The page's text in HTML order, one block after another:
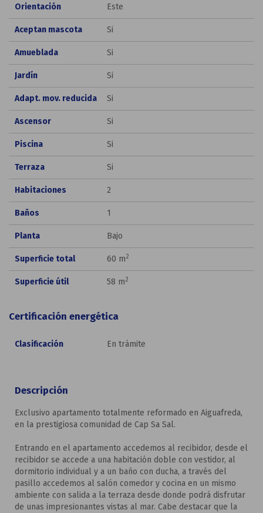
Orientación Este
Aceptan mascota Si
Amueblada Si
Jardín Si
Adapt. mov. reducida Si
Ascensor Si
Piscina Si
Terraza Si
Habitaciones 2
Baños 1
Planta Bajo
Superficie total 60 m2
Superficie útil 58 m2
Certificación energética
Clasificación En trámite
Descripción
Exclusivo apartamento totalmente reformado en Aiguafreda,
en la prestigiosa comunidad de Cap Sa Sal.
Entrando en el apartamento accedemos al recibidor, desde el
recibidor se accede a una habitación doble con vestidor, al
dormitorio individual y a un baño con ducha, a través del
pasillo accedemos al salón comedor y cocina en un mismo
ambiente con salida a la terraza desde donde podrá disfrutar
de unas impresionantes vistas al mar. Cabe destacar que la